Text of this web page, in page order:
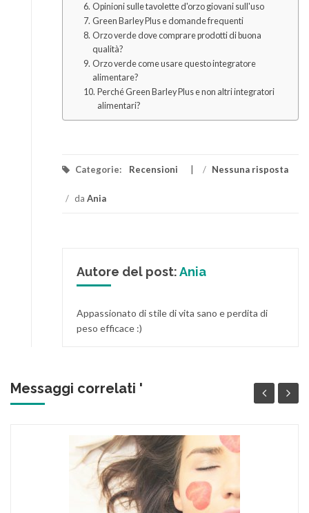
Opinioni sulle tavolette d'orzo giovani sull'uso
Green Barley Plus e domande frequenti
Orzo verde dove comprare prodotti di buona
qualità?
Orzo verde come usare questo integratore
alimentare?
Perché Green Barley Plus e non altri integratori
alimentari?
Categorie: Recensioni / Nessuna risposta
/ da Ania
Autore del post:Ania
Appassionato di stile di vita sano e perdita di
peso efficace :)
Messaggi correlati '